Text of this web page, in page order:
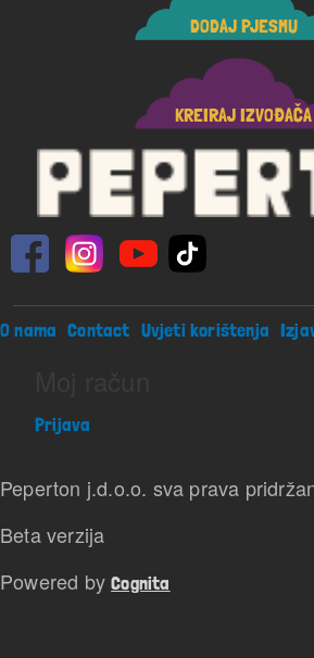
DODAJ PJESMU
KREIRAJ IZVOĐAČA
Footer menu
O nama Contact Uvjeti korištenja
Prijava
Peperton j.d.o.o. sva prava
Beta verzija
Powered byCognita